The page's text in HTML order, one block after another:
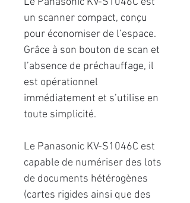
un scanner compact, conçu
pour économiser de l’espace.
Grâce à son bouton de scan et
l’absence de préchauffage, il
est opérationnel
immédiatement et s’utilise en
toute simplicité.
Le Panasonic KV-S1046C est
capable de numériser des lots
de documents hétérogènes
(cartes rigides ainsi que des